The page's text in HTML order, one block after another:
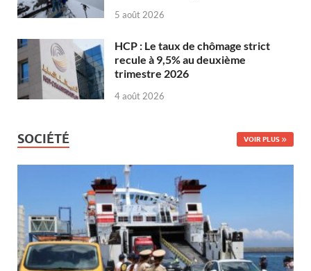
5 août 2026
HCP : Le taux de chômage strict
recule à 9,5% au deuxième
trimestre 2026
4 août 2026
SOCIÉTÉ VOIR PLUS